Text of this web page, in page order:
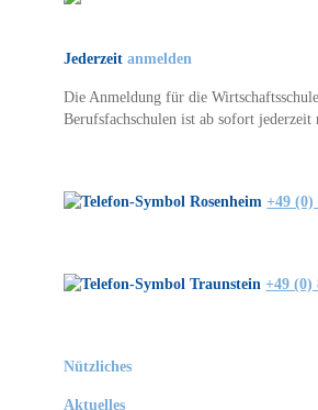
Jederzeitanmelden
Die Anmeldung für die
Berufsfachschulen ist ab sofort jederzeit
Rosenheim+49 (0)
Traunstein+49 (0)
Nützliches
Aktuelles